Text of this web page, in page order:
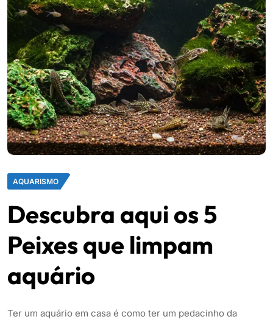
AQUARISMO
Descubra aqui os 5
Peixes que limpam
aquário
Ter um aquário em casa é como ter um pedacinho da